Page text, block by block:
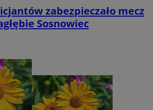
zabezpieczało mecz
Sosnowiec